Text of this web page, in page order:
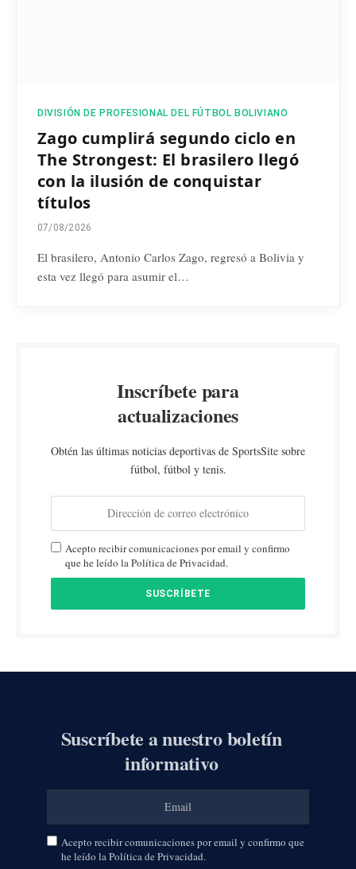
DIVISIÓN DE PROFESIONAL DEL FÚTBOL BOLIVIANO
Zago cumplirá segundo ciclo en
The Strongest: El brasilero llegó
con la ilusión de conquistar
títulos
07/08/2026
El brasilero, Antonio Carlos Zago, regresó a Bolivia y
esta vez llegó para asumir el…
Inscríbete para
actualizaciones
Obtén las últimas noticias deportivas de SportsSite sobre
fútbol, fútbol y tenis.
Acepto recibir comunicaciones por email y confirmo
que he leído la Política de Privacidad.
Suscríbete a nuestro boletín
informativo
Acepto recibir comunicaciones por email y confirmo que
he leído la Política de Privacidad.